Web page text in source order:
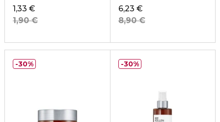
1,33 €
1,90 €
6,23 €
8,90 €
30% 30%